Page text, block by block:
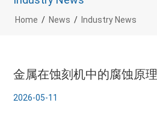
Home / News / Industry News
金属在蚀刻机中的腐蚀原理
2026-05-11